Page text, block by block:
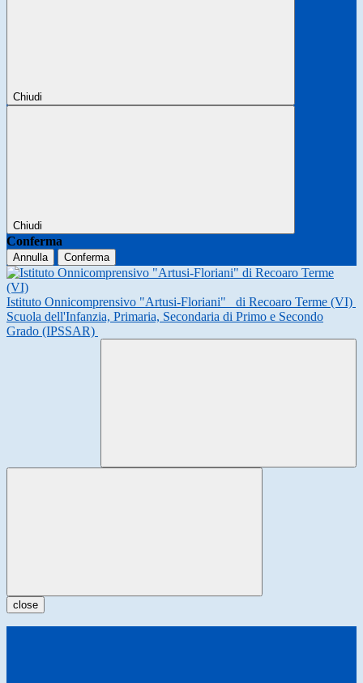
Chiudi
Chiudi
Conferma
Annulla Conferma
Istituto Onnicomprensivo "Artusi-Floriani"
di Recoaro Terme (VI)
Scuola dell'Infanzia, Primaria, Secondaria di Primo e Secondo
Grado (IPSSAR)
close